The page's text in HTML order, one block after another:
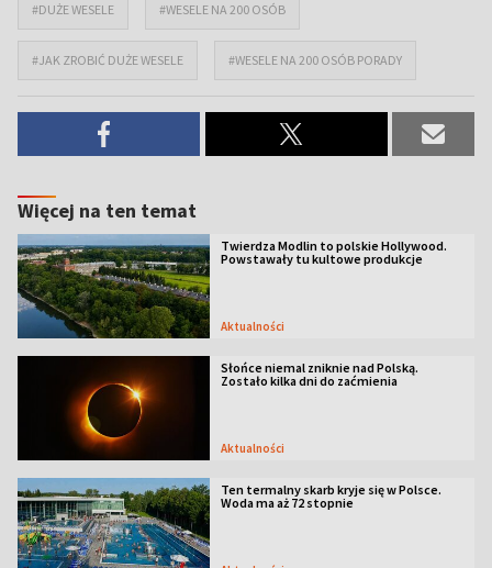
#DUŻE WESELE #WESELE NA 200 OSÓB
#JAK ZROBIĆ DUŻE WESELE #WESELE NA 200 OSÓB PORADY
Więcej na ten temat
Twierdza Modlin to polskie Hollywood.
Powstawały tu kultowe produkcje
Aktualności
Słońce niemal zniknie nad Polską.
Zostało kilka dni do zaćmienia
Aktualności
Ten termalny skarb kryje się w Polsce.
Woda ma aż 72 stopnie